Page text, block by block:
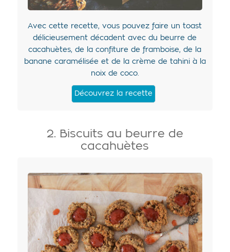
Avec cette recette, vous pouvez faire un toast
délicieusement décadent avec du beurre de
cacahuètes, de la confiture de framboise, de la
banane caramélisée et de la crème de tahini à la
noix de coco.
Découvrez la recette
2. Biscuits au beurre de
cacahuètes